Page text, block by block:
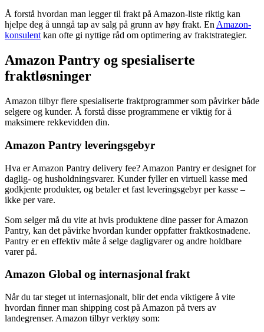
Å forstå hvordan man legger til frakt på Amazon-liste riktig kan
hjelpe deg å unngå tap av salg på grunn av høy frakt. En Amazon-
konsulent kan ofte gi nyttige råd om optimering av fraktstrategier.
Amazon Pantry og spesialiserte
fraktløsninger
Amazon tilbyr flere spesialiserte fraktprogrammer som påvirker både
selgere og kunder. Å forstå disse programmene er viktig for å
maksimere rekkevidden din.
Amazon Pantry leveringsgebyr
Hva er Amazon Pantry delivery fee? Amazon Pantry er designet for
daglig- og husholdningsvarer. Kunder fyller en virtuell kasse med
godkjente produkter, og betaler et fast leveringsgebyr per kasse –
ikke per vare.
Som selger må du vite at hvis produktene dine passer for Amazon
Pantry, kan det påvirke hvordan kunder oppfatter fraktkostnadene.
Pantry er en effektiv måte å selge dagligvarer og andre holdbare
varer på.
Amazon Global og internasjonal frakt
Når du tar steget ut internasjonalt, blir det enda viktigere å vite
hvordan finner man shipping cost på Amazon på tvers av
landegrenser. Amazon tilbyr verktøy som: